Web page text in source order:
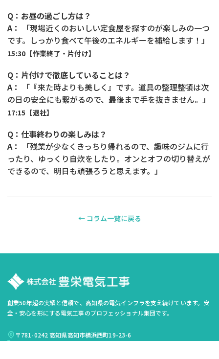
Q：お昼の過ごし方は？
A：
「現場近くのおいしい定食屋を探すのが楽しみの一つ
です。しっかり食べて午後のエネルギーを補給します！」
15:30【作業終了・片付け】
Q：片付けで徹底していることは？
A：
「『来た時よりも美しく』です。道具の整理整頓は次
の日の安全にも繋がるので、最後まで手を抜きません。」
17:15【退社】
Q：仕事終わりの楽しみは？
A：
「残業が少なくきっちり帰れるので、趣味のジムに行
ったり、ゆっくり自炊をしたり。オンとオフの切り替えが
できるので、明日も頑張ろうと思えます。」
← コラム一覧に戻る
創業50年超の実績と信頼で、高知県の電気インフラを支え続けています。安
全・安心を形にする電気工事のプロフェッショナル集団です。
〒781-0242 高知県高知市横浜西町19-23-6